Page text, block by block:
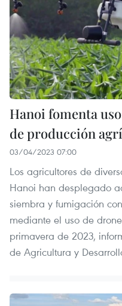
Hanoi fomenta
de producción
03/04/2023 07:00
Los agricultores de
Hanoi han desplegado
siembra y fumigación
mediante el uso de
primavera de 2023,
de Agricultura y